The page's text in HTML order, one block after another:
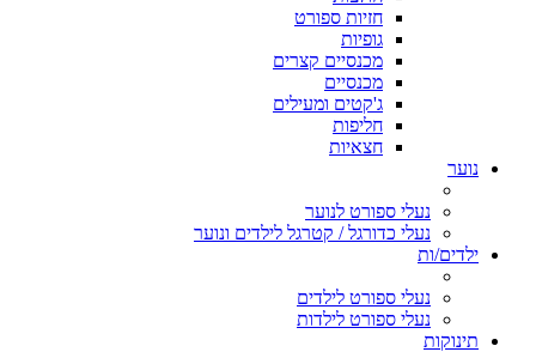
חזיות ספורט
גופיות
מכנסיים קצרים
מכנסיים
ג'קטים ומעילים
חליפות
חצאיות
נוער
נעלי ספורט לנוער
נעלי כדורגל / קטרגל לילדים ונוער
ילדים/ות
נעלי ספורט לילדים
נעלי ספורט לילדות
תינוקות